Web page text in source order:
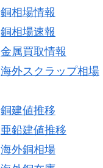
銅相場情報
銅相場速報
金属買取情報
海外スクラップ相場
銅建値推移
亜鉛建値推移
海外銅相場